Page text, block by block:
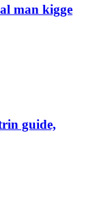
man kigge
guide,